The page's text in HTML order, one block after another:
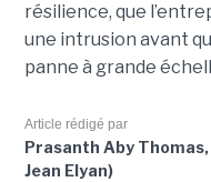
résilience, que
une intrusion avant
panne à grande
Article rédigé par
Prasanth Aby
Jean Elyan)